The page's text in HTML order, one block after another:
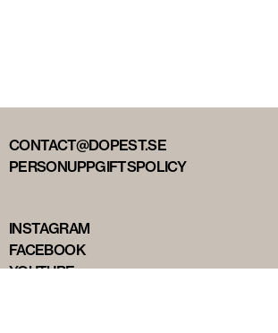
CONTACT@DOPEST.SE
PERSONUPPGIFTSPOLICY
INSTAGRAM
FACEBOOK
YOUTUBE